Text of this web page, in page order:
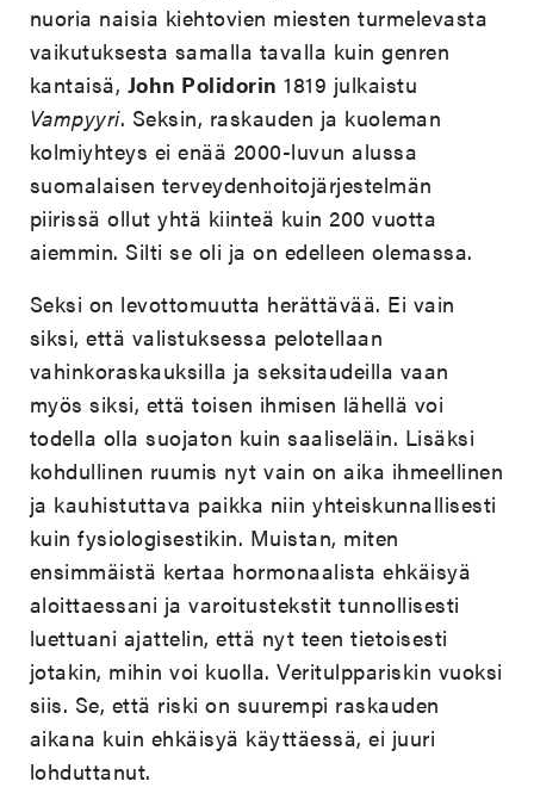
nuoria naisia kiehtovien miesten turmelevasta
vaikutuksesta samalla tavalla kuin genren
kantaisä, John Polidorin 1819 julkaistu
Vampyyri. Seksin, raskauden ja kuoleman
kolmiyhteys ei enää 2000-luvun alussa
suomalaisen terveydenhoitojärjestelmän
piirissä ollut yhtä kiinteä kuin 200 vuotta
aiemmin. Silti se oli ja on edelleen olemassa.
Seksi on levottomuutta herättävää. Ei vain
siksi, että valistuksessa pelotellaan
vahinkoraskauksilla ja seksitaudeilla vaan
myös siksi, että toisen ihmisen lähellä voi
todella olla suojaton kuin saaliseläin. Lisäksi
kohdullinen ruumis nyt vain on aika ihmeellinen
ja kauhistuttava paikka niin yhteiskunnallisesti
kuin fysiologisestikin. Muistan, miten
ensimmäistä kertaa hormonaalista ehkäisyä
aloittaessani ja varoitustekstit tunnollisesti
luettuani ajattelin, että nyt teen tietoisesti
jotakin, mihin voi kuolla. Veritulppariskin vuoksi
siis. Se, että riski on suurempi raskauden
aikana kuin ehkäisyä käyttäessä, ei juuri
lohduttanut.